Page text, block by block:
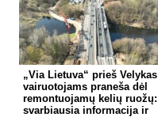
„Via Lietuva“ prieš Velykas
vairuotojams praneša dėl
remontuojamų kelių ruožų:
svarbiausia informacija ir